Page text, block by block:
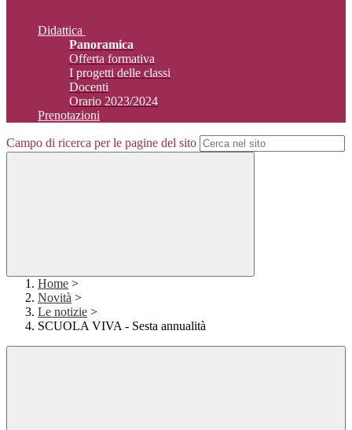
Didattica
Panoramica
Offerta formativa
I progetti delle classi
Docenti
Orario 2023/2024
Prenotazioni
Campo di ricerca per le pagine del sito
Home >
Novità >
Le notizie >
SCUOLA VIVA - Sesta annualità